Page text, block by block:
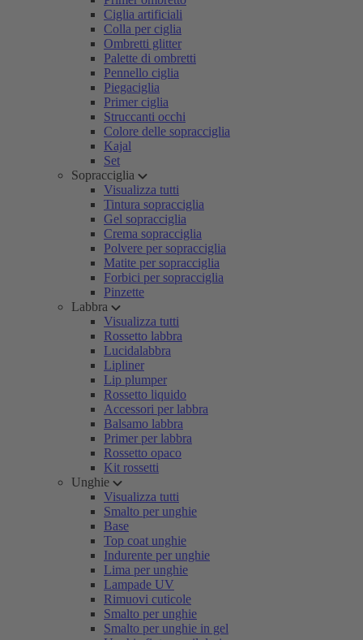
Ciglia artificiali
Colla per ciglia
Ombretti glitter
Palette di ombretti
Pennello ciglia
Piegaciglia
Primer ciglia
Struccanti occhi
Colore delle sopracciglia
Kajal
Set
Sopracciglia
Visualizza tutti
Tintura sopracciglia
Gel sopracciglia
Crema sopracciglia
Polvere per sopracciglia
Matite per sopracciglia
Forbici per sopracciglia
Pinzette
Labbra
Visualizza tutti
Rossetto labbra
Lucidalabbra
Lipliner
Lip plumper
Rossetto liquido
Accessori per labbra
Balsamo labbra
Primer per labbra
Rossetto opaco
Kit rossetti
Unghie
Visualizza tutti
Smalto per unghie
Base
Top coat unghie
Indurente per unghie
Lima per unghie
Lampade UV
Rimuovi cuticole
Smalto per unghie
Smalto per unghie in gel